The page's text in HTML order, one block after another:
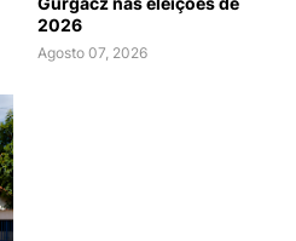
2026
Agosto 07, 2026